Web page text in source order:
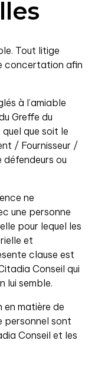
Tout litige
concertation afin
à l’amiable
Greffe du
, quel que soit le
/ Fournisseur /
ou
ne
une personne
pour lequel les
et
clause est
Conseil qui
lui semble.
matière de
personnel sont
Conseil et les